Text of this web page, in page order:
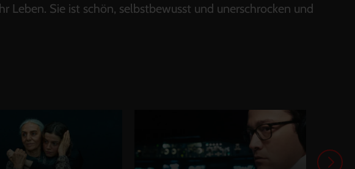
Leben. Sie ist schön, selbstbewusst und unerschrocken und